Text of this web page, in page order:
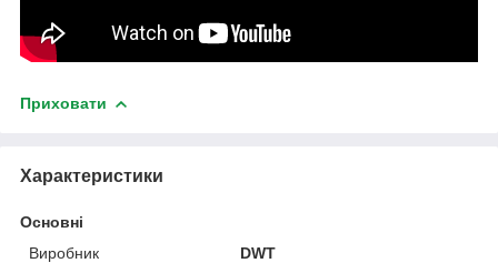
Приховати
Характеристики
Основні
Виробник
DWT